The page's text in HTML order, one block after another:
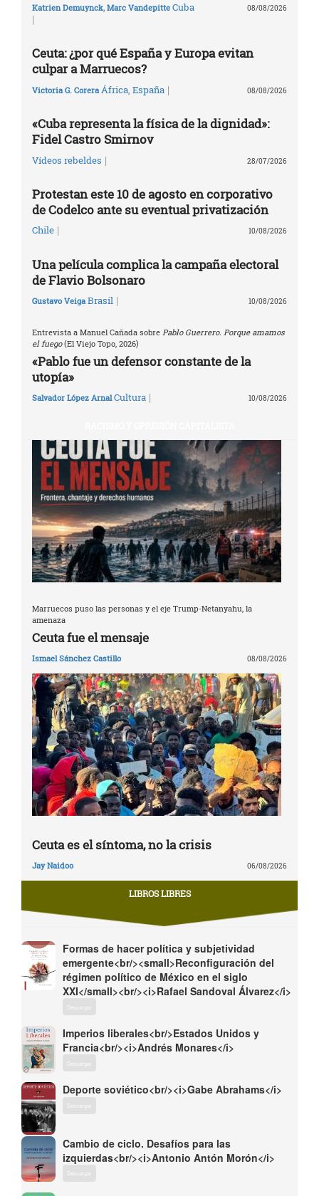
Katrien Demuynck, Marc Vandepitte Cuba
|
08/08/2026
Ceuta: ¿por qué España y Europa evitan
culpar a Marruecos?
Victoria G. Corera África España | 08/08/2026
«Cuba representa la física de la dignidad»:
Fidel Castro Smirnov
Vídeos rebeldes | 28/07/2026
Protestan este 10 de agosto en corporativo
de Codelco ante su eventual privatización
Chile | 10/08/2026
Una película complica la campaña electoral
de Flavio Bolsonaro
Gustavo Veiga Brasil | 10/08/2026
Entrevista a Manuel Cañada sobre Pablo Guerrero. Porque amamos
el fuego(El Viejo Topo, 2026)
«Pablo fue un defensor constante de la
utopía»
Salvador López Arnal Cultura | 10/08/2026
Marruecos puso las personas y el eje Trump-Netanyahu, la
amenaza
Ceuta fue el mensaje
Ismael Sánchez Castillo 08/08/2026
Ceuta es el síntoma, no la crisis
Jay Naidoo 06/08/2026
LIBROS LIBRES
Formas de hacer política y subjetividad
emergente<br/><small>Reconfiguración del
régimen político de México en el siglo
XXI</small><br/><i>Rafael Sandoval Álvarez</i>
Descargar
Imperios liberales<br/>Estados Unidos y
Francia<br/><i>Andrés Monares</i>
Descargar
Deporte soviético<br/><i>Gabe Abrahams</i>
Descargar
Cambio de ciclo. Desafíos para las
izquierdas<br/><i>Antonio Antón Morón</i>
Descargar